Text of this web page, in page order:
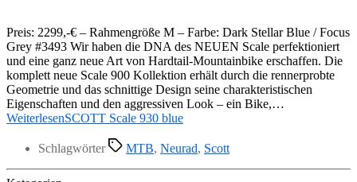
Preis: 2299,-€ – Rahmengröße M – Farbe: Dark Stellar Blue / Focus
Grey #3493 Wir haben die DNA des NEUEN Scale perfektioniert
und eine ganz neue Art von Hardtail-Mountainbike erschaffen. Die
komplett neue Scale 900 Kollektion erhält durch die rennerprobte
Geometrie und das schnittige Design seine charakteristischen
Eigenschaften und den aggressiven Look – ein Bike,…
WeiterlesenSCOTT Scale 930 blue
Schlagwörter MTB, Neurad, Scott